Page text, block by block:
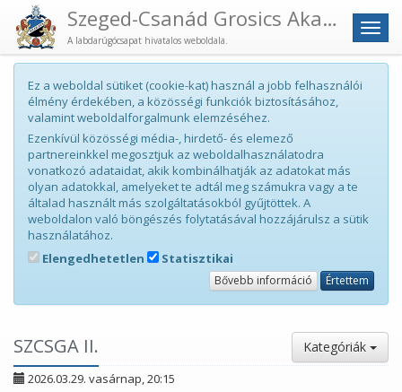
Menü
Szeged-Csanád Grosics Akadémia
A labdarúgócsapat hivatalos weboldala.
Ez a weboldal sütiket (cookie-kat) használ a jobb felhasználói
élmény érdekében, a közösségi funkciók biztosításához,
valamint weboldalforgalmunk elemzéséhez.
Ezenkívül közösségi média-, hirdető- és elemező
partnereinkkel megosztjuk az weboldalhasználatodra
vonatkozó adataidat, akik kombinálhatják az adatokat más
olyan adatokkal, amelyeket te adtál meg számukra vagy a te
általad használt más szolgáltatásokból gyűjtöttek. A
weboldalon való böngészés folytatásával hozzájárulsz a sütik
használatához.
Elengedhetetlen
Statisztikai
Bővebb információ Értettem
SZCSGA II. Kategóriák
2026.03.29. vasárnap, 20:15